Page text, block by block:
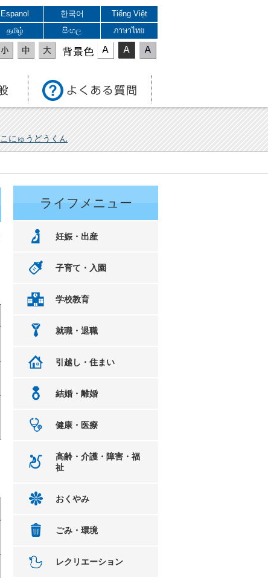
Espanol 한국어
Tiếng Việt
தமிழ் සිංහල ภาษาไทย
表示色
こにゅうどうくん
ライフメニュー
妊娠・出産
子育て・入園
学校教育
就職・退職
引越し・住まい
結婚・離婚
健康・医療
高齢・介護・障害・福
祉
おくやみ
ごみ・環境
レクリエーション